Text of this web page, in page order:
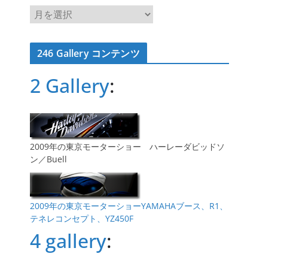
ア
ー
カ
イ246 Gallery コンテンツ
2 Gallery:
2009年の東京モーターショー ハーレーダビッドソ
ン／Buell
2009年の東京モーターショーYAMAHAブース、R1、
テネレコンセプト、YZ450F
4 gallery: